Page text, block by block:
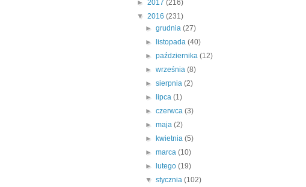
► 2017 (216)
▼ 2016 (231)
►grudnia(27)
►
listopada(40)
►października(12)
►września(8)
►sierpnia(2)
►
lipca(1)
►czerwca(3)
►maja(2)
►
kwietnia(5)
►marca(10)
►
lutego(19)
▼stycznia(102)